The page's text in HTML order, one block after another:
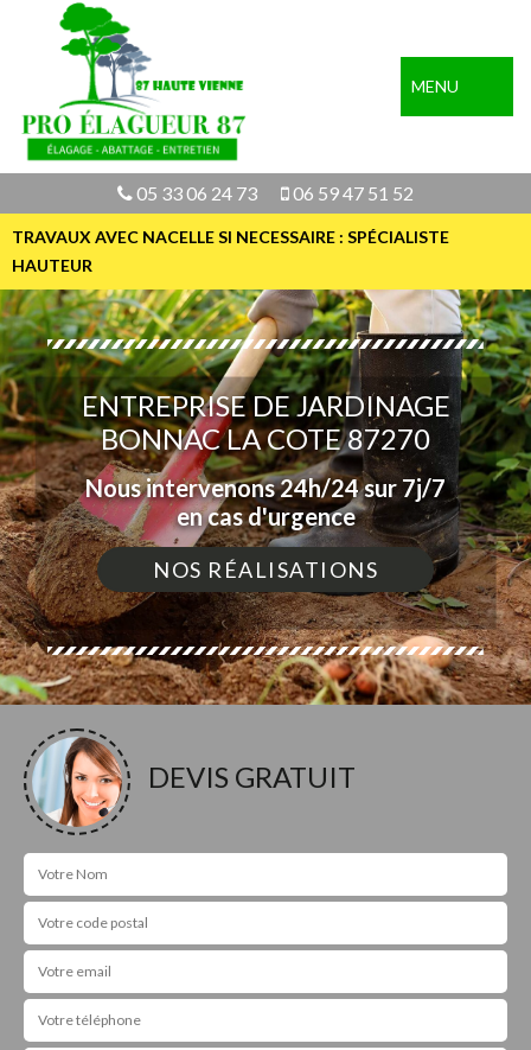
MENU
05 33 06 24 73 06 59 47 51 52
TRAVAUX AVEC NACELLE SI NECESSAIRE : SPÉCIALISTE
HAUTEUR
ENTREPRISE DE JARDINAGE
BONNAC LA COTE 87270
Nous intervenons 24h/24 sur 7j/7
en cas d'urgence
NOS RÉALISATIONS
DEVIS GRATUIT